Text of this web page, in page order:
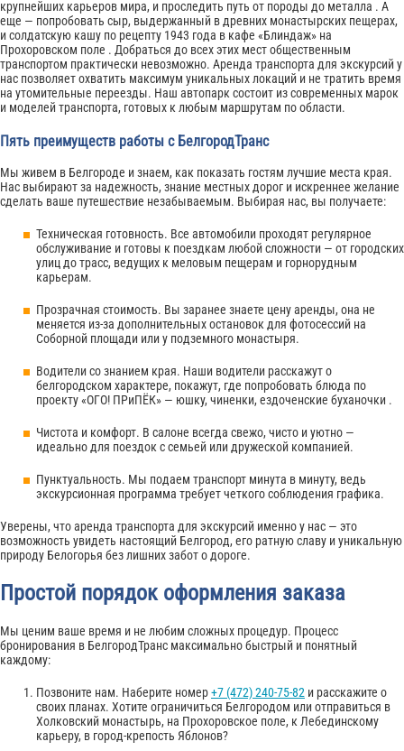
крупнейших карьеров мира, и проследить путь от породы до металла . А
еще — попробовать сыр, выдержанный в древних монастырских пещерах,
и солдатскую кашу по рецепту 1943 года в кафе «Блиндаж» на
Прохоровском поле . Добраться до всех этих мест общественным
транспортом практически невозможно. Аренда транспорта для экскурсий у
нас позволяет охватить максимум уникальных локаций и не тратить время
на утомительные переезды. Наш автопарк состоит из современных марок
и моделей транспорта, готовых к любым маршрутам по области.
Пять преимуществ работы с БелгородТранс
Мы живем в Белгороде и знаем, как показать гостям лучшие места края.
Нас выбирают за надежность, знание местных дорог и искреннее желание
сделать ваше путешествие незабываемым. Выбирая нас, вы получаете:
Техническая готовность. Все автомобили проходят регулярное
обслуживание и готовы к поездкам любой сложности — от городских
улиц до трасс, ведущих к меловым пещерам и горнорудным
карьерам.
Прозрачная стоимость. Вы заранее знаете цену аренды, она не
меняется из-за дополнительных остановок для фотосессий на
Соборной площади или у подземного монастыря.
Водители со знанием края. Наши водители расскажут о
белгородском характере, покажут, где попробовать блюда по
проекту «ОГО! ПРиПЁК» — юшку, чиненки, ездоченские буханочки .
Чистота и комфорт. В салоне всегда свежо, чисто и уютно —
идеально для поездок с семьей или дружеской компанией.
Пунктуальность. Мы подаем транспорт минута в минуту, ведь
экскурсионная программа требует четкого соблюдения графика.
Уверены, что аренда транспорта для экскурсий именно у нас — это
возможность увидеть настоящий Белгород, его ратную славу и уникальную
природу Белогорья без лишних забот о дороге.
Простой порядок оформления заказа
Мы ценим ваше время и не любим сложных процедур. Процесс
бронирования в БелгородТранс максимально быстрый и понятный
каждому:
Позвоните нам. Наберите номер+7 (472) 240-75-82 и расскажите о
своих планах. Хотите ограничиться Белгородом или отправиться в
Холковский монастырь, на Прохоровское поле, к Лебединскому
карьеру, в город-крепость Яблонов?